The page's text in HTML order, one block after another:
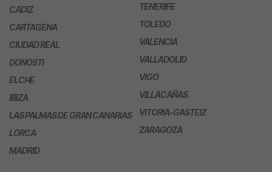
CADIZ
CARTAGENA
CIUDAD REAL
DONOSTI
ELCHE
IBIZA
LAS PALMAS DE GRAN CANARIAS
LORCA
MADRID
TENERIFE
TOLEDO
VALENCIA
VALLADOLID
VIGO
VILLACAÑAS
VITORIA-GASTEIZ
ZARAGOZA